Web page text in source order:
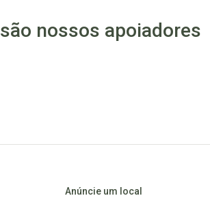
nossos apoiadores
Anúncie um local